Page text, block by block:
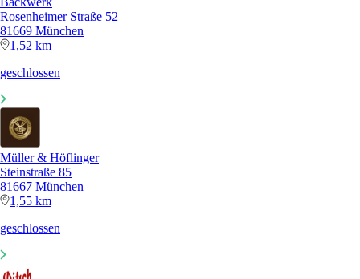
Rosenheimer Straße 52
81669 München
1,52 km
geschlossen
Müller & Höflinger
Steinstraße 85
81667 München
1,55 km
geschlossen